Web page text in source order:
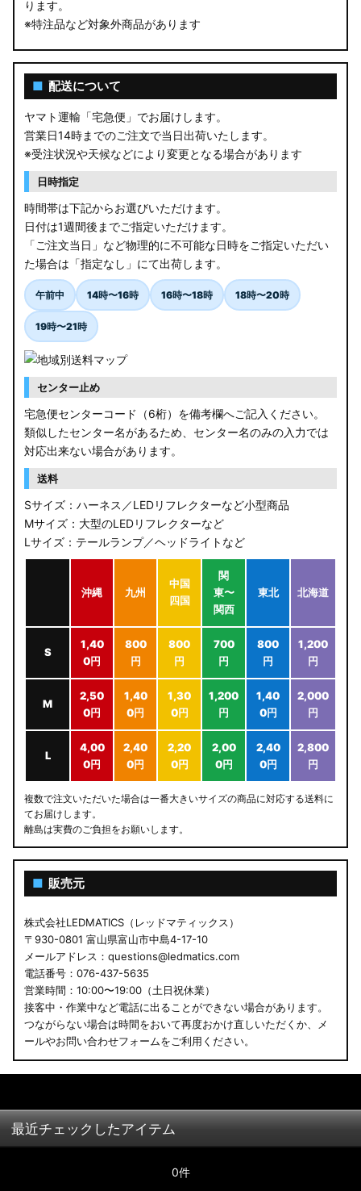
ります。
※特注品など対象外商品があります
■ 配送について
ヤマト運輸「宅急便」でお届けします。
営業日14時までのご注文で当日出荷いたします。
※受注状況や天候などにより変更となる場合があります
日時指定
時間帯は下記からお選びいただけます。
日付は1週間後までご指定いただけます。
「ご注文当日」など物理的に不可能な日時をご指定いただい
た場合は「指定なし」にて出荷します。
午前中 14時〜16時 16時〜18時 18時〜20時
19時〜21時
センター止め
宅急便センターコード（6桁）を備考欄へご記入ください。
類似したセンター名があるため、センター名のみの入力では
対応出来ない場合があります。
送料
Sサイズ：ハーネス／LEDリフレクターなど小型商品
Mサイズ：大型のLEDリフレクターなど
Lサイズ：テールランプ／ヘッドライトなど
沖縄 九州
中国
四国
関
東〜
関西
東北 北海道
S
1,40
0円
800
円
800
円
700
円
800
円
1,200
円
M
2,50
0円
1,40
0円
1,30
0円
1,200
円
1,40
0円
2,000
円
L
4,00
0円
2,40
0円
2,20
0円
2,00
0円
2,40
0円
2,800
円
複数で注文いただいた場合は一番大きいサイズの商品に対応する送料に
てお届けします。
離島は実費のご負担をお願いします。
■ 販売元
株式会社LEDMATICS（レッドマティックス）
〒930-0801 富山県富山市中島4-17-10
メールアドレス：questions@ledmatics.com
電話番号：076-437-5635
営業時間：10:00〜19:00（土日祝休業）
接客中・作業中など電話に出ることができない場合があります。
つながらない場合は時間をおいて再度おかけ直しいただくか、メ
ールやお問い合わせフォームをご利用ください。
最近チェックしたアイテム
0件